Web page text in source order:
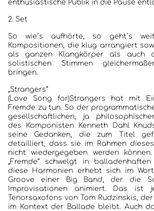
enthusiastische Publik in die Pause
2. Set
So wie´s aufhörte, so geht´s
Kompositionen, die klug arrangiert
als ganzen Klangkörper als auch
solistischen Stimmen
bringen.
„Strangers“
(Love Song for)Strangers hat mit
Fremde zu tun. So der
gesellschaftlichen, ja
des Komponisten Kenneth Dahl
seine Gedanken, die zum Titel
detailliert, dass sie im Rahmen
nicht wiedergegeben werden
„Fremde“ schwelgt in
diese Harmonien erhebt sich im
Groove einer Big Band, der die
Improvisationen animiert. Das ist
Tenorsaxofons von Tom Rudzinskis,
im Kontext der Ballade bleibt. Auch